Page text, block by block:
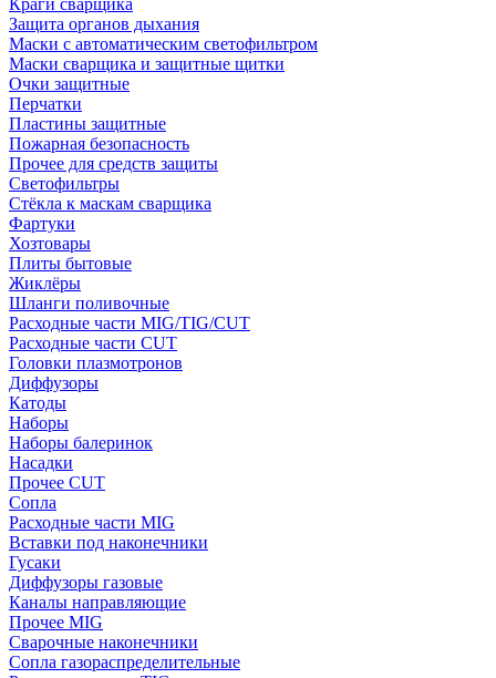
Краги сварщика
Защита органов дыхания
Маски с автоматическим светофильтром
Маски сварщика и защитные щитки
Очки защитные
Перчатки
Пластины защитные
Пожарная безопасность
Прочее для средств защиты
Светофильтры
Стёкла к маскам сварщика
Фартуки
Хозтовары
Плиты бытовые
Жиклёры
Шланги поливочные
Расходные части MIG/TIG/CUT
Расходные части CUT
Головки плазмотронов
Диффузоры
Катоды
Наборы
Наборы балеринок
Насадки
Прочее CUT
Сопла
Расходные части MIG
Вставки под наконечники
Гусаки
Диффузоры газовые
Каналы направляющие
Прочее MIG
Сварочные наконечники
Сопла газораспределительные